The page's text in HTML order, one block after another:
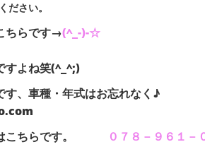
ださい。
ちらです→(^_-)-☆
すよね笑(^_^;)
ても結構です、車種
はこちらです。
０７８－９６１－